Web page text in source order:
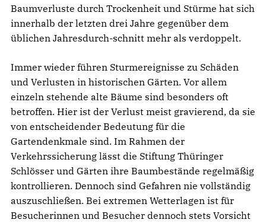
Baumverluste durch Trockenheit und Stürme hat sich
innerhalb der letzten drei Jahre gegenüber dem
üblichen Jahresdurch-schnitt mehr als verdoppelt.
Immer wieder führen Sturmereignisse zu Schäden
und Verlusten in historischen Gärten. Vor allem
einzeln stehende alte Bäume sind besonders oft
betroffen. Hier ist der Verlust meist gravierend, da sie
von entscheidender Bedeutung für die
Gartendenkmale sind. Im Rahmen der
Verkehrssicherung lässt die Stiftung Thüringer
Schlösser und Gärten ihre Baumbestände regelmäßig
kontrollieren. Dennoch sind Gefahren nie vollständig
auszuschließen. Bei extremen Wetterlagen ist für
Besucherinnen und Besucher dennoch stets Vorsicht